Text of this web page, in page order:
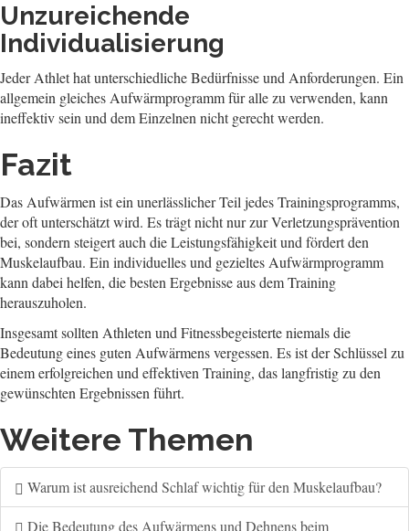
Unzureichende
Individualisierung
Jeder Athlet hat unterschiedliche Bedürfnisse und Anforderungen. Ein
allgemein gleiches Aufwärmprogramm für alle zu verwenden, kann
ineffektiv sein und dem Einzelnen nicht gerecht werden.
Fazit
Das Aufwärmen ist ein unerlässlicher Teil jedes Trainingsprogramms,
der oft unterschätzt wird. Es trägt nicht nur zur Verletzungsprävention
bei, sondern steigert auch die Leistungsfähigkeit und fördert den
Muskelaufbau. Ein individuelles und gezieltes Aufwärmprogramm
kann dabei helfen, die besten Ergebnisse aus dem Training
herauszuholen.
Insgesamt sollten Athleten und Fitnessbegeisterte niemals die
Bedeutung eines guten Aufwärmens vergessen. Es ist der Schlüssel zu
einem erfolgreichen und effektiven Training, das langfristig zu den
gewünschten Ergebnissen führt.
Weitere Themen
Warum ist ausreichend Schlaf wichtig für den Muskelaufbau?
Die Bedeutung des Aufwärmens und Dehnens beim